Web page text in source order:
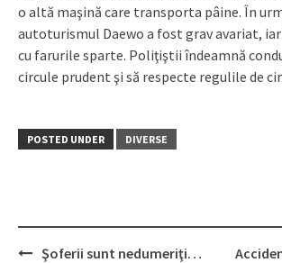
o altă maşină care transporta pâine. În
autoturismul Daewo a fost grav avariat,
cu farurile sparte. Poliţiştii îndeamnă
circule prudent şi să respecte regulile de
POSTED UNDER DIVERSE
Şoferii sunt nedumeriţi…